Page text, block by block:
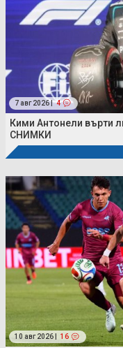
7 авг 2026 | 4
Кими Антонели върти
СНИМКИ
10 авг 2026 | 16